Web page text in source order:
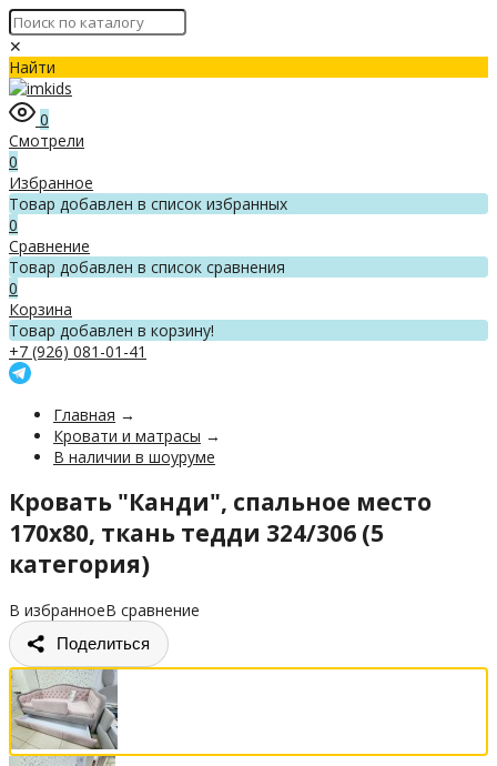
✕
Найти
0
Смотрели
0
Избранное
Товар добавлен в список избранных
0
Сравнение
Товар добавлен в список сравнения
0
Корзина
Товар добавлен в корзину!
+7 (926) 081-01-41
Главная →
Кровати и матрасы →
В наличии в шоуруме
Кровать "Канди", спальное место
170х80, ткань тедди 324/306 (5
категория)
В избранноеВ сравнение
Поделиться